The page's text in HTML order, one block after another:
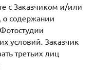
с Заказчиком и/или
о содержании
условий. Заказчик
третьих лиц